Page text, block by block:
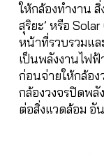
ให้กล้องทำงาน
สุริยะ’ หรือ
หน้าที่รวบรวมแ
เป็นพลังงานไฟฟ้
ก่อนจ่ายให้กล้อง
กล้องวงจรปิดพ
ต่อสิ่งแวดล้อม อั